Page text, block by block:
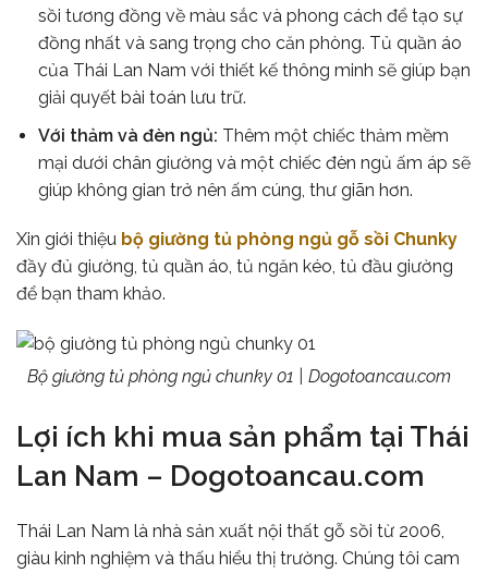
sồi tương đồng về màu sắc và phong cách để tạo sự
đồng nhất và sang trọng cho căn phòng. Tủ quần áo
của Thái Lan Nam với thiết kế thông minh sẽ giúp bạn
giải quyết bài toán lưu trữ.
Với thảm và đèn ngủ: Thêm một chiếc thảm mềm
mại dưới chân giường và một chiếc đèn ngủ ấm áp sẽ
giúp không gian trở nên ấm cúng, thư giãn hơn.
Xin giới thiệu bộ giường tủ phòng ngủ gỗ sồi Chunky
đầy đủ giường, tủ quần áo, tủ ngăn kéo, tủ đầu giường
để bạn tham khảo.
Bộ giường tủ phòng ngủ chunky 01 | Dogotoancau.com
Lợi ích khi mua sản phẩm tại Thái
Lan Nam – Dogotoancau.com
Thái Lan Nam là nhà sản xuất nội thất gỗ sồi từ 2006,
giàu kinh nghiệm và thấu hiểu thị trường. Chúng tôi cam